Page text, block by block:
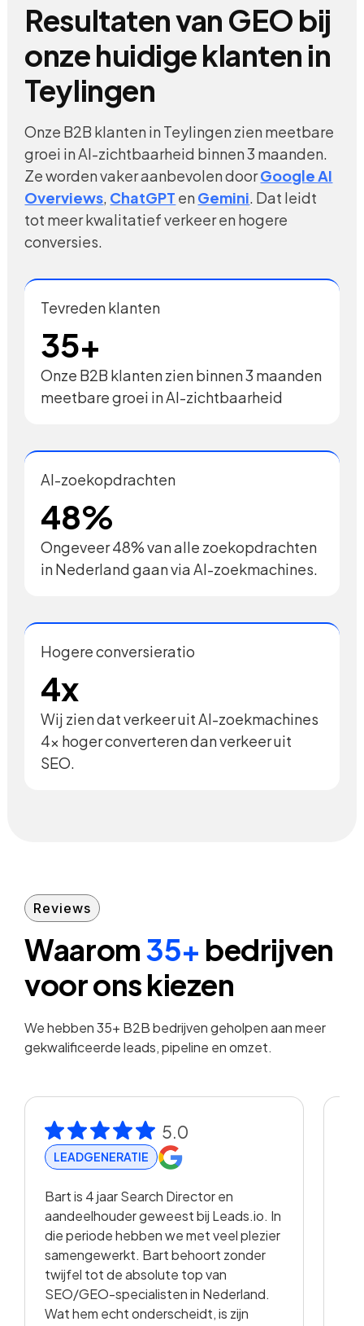
Resultaten van GEO bij
onze huidige klanten in
Teylingen
Onze B2B klanten in Teylingen zien meetbare
groei in AI-zichtbaarheid binnen 3 maanden.
Ze worden vaker aanbevolen doorGoogle AI
Overviews, ChatGPT en Gemini. Dat leidt
tot meer kwalitatief verkeer en hogere
conversies.
Tevreden klanten
35+
Onze B2B klanten zien binnen 3 maanden
meetbare groei in AI-zichtbaarheid
AI-zoekopdrachten
48%
Ongeveer 48% van alle zoekopdrachten
in Nederland gaan via AI-zoekmachines.
Hogere conversieratio
4x
Wij zien dat verkeer uit AI-zoekmachines
4x hoger converteren dan verkeer uit
SEO.
Reviews
Waarom35+ bedrijven
voor ons kiezen
We hebben 35+ B2B bedrijven geholpen aan meer
gekwalificeerde leads, pipeline en omzet.
5.0
LEADGENERATIE
Bart is 4 jaar Search Director en
aandeelhouder geweest bij Leads.io. In
die periode hebben we met veel plezier
samengewerkt. Bart behoort zonder
twijfel tot de absolute top van
SEO/GEO-specialisten in Nederland.
Wat hem echt onderscheidt, is zijn